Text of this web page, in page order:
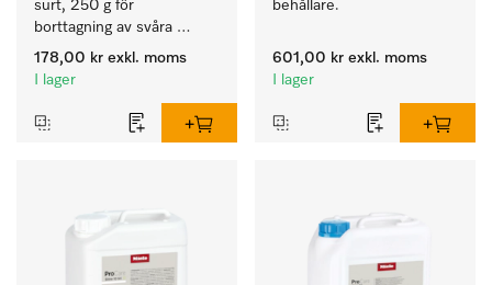
surt, 250 g för
borttagning av svåra
kalkavlagringar.
178,00 kr exkl. moms
I lager
behållare.
601,00 kr exkl. moms
I lager